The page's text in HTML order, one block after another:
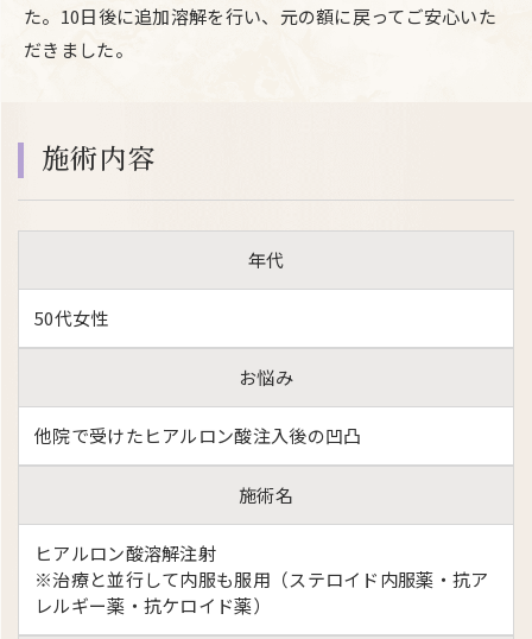
た。10日後に追加溶解を行い、元の額に戻ってご安心いた
だきました。
施術内容
年代
50代女性
お悩み
他院で受けたヒアルロン酸注入後の凹凸
施術名
ヒアルロン酸溶解注射
※治療と並行して内服も服用（ステロイド内服薬・抗ア
レルギー薬・抗ケロイド薬）